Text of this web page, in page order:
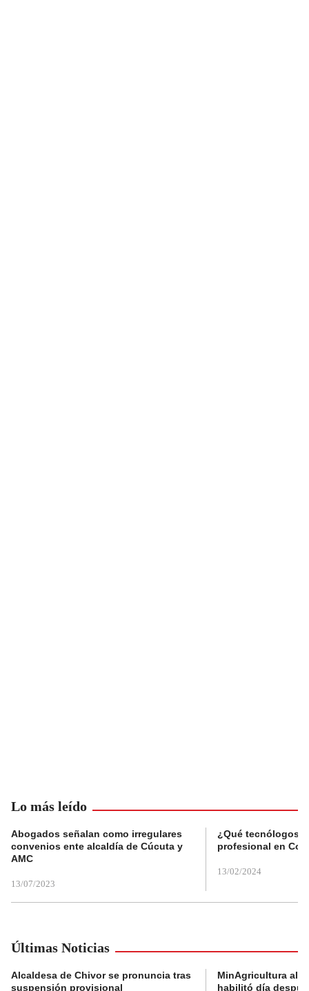
Lo más leído
Abogados señalan como irregulares
convenios ente alcaldía de Cúcuta y
AMC
13/07/2023
¿Qué tecnólogos
profesional en
13/02/2024
Últimas Noticias
Alcaldesa de Chivor se pronuncia tras
suspensión provisional
MinAgricultura
habilitó día